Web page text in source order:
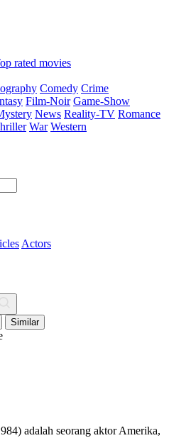
rated movies
Comedy Crime
Film-Noir Game-Show
News Reality-TV Romance
War Western
Actors
Similar
adalah seorang aktor Amerika,